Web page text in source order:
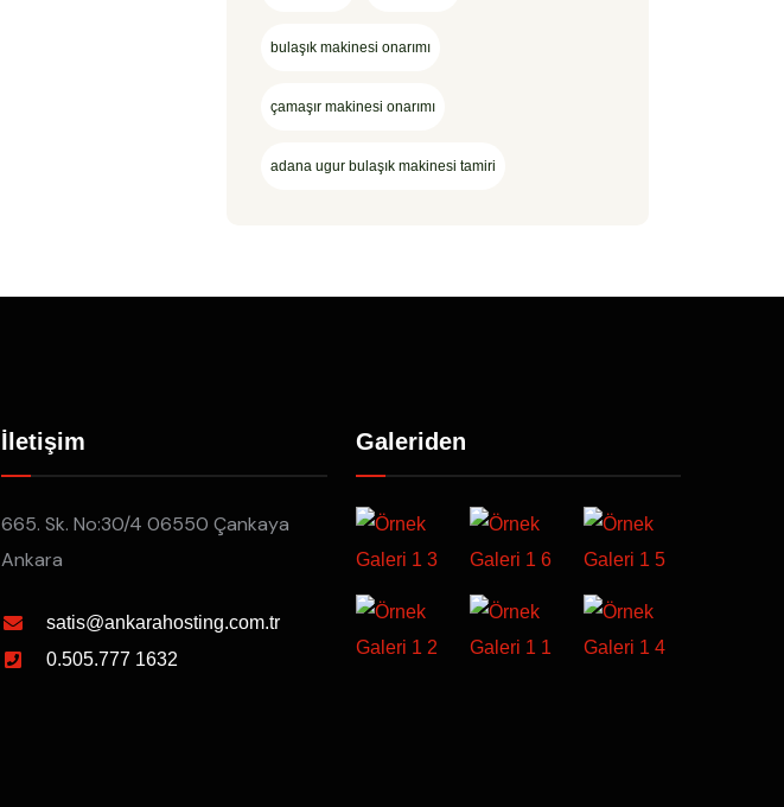
bulaşık makinesi onarımı
çamaşır makinesi onarımı
adana ugur bulaşık makinesi tamiri
İletişim
665. Sk. No:30/4 06550 Çankaya
Ankara
satis@ankarahosting.com.tr
0.505.777 1632
Galeriden